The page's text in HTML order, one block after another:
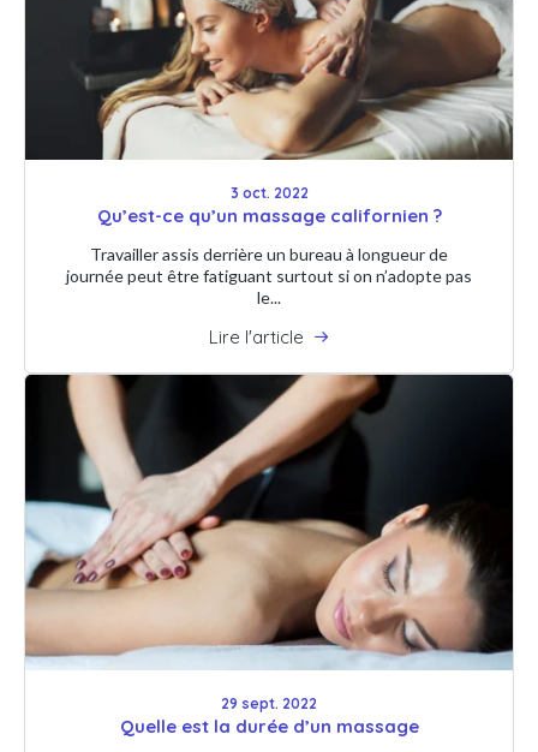
3 oct. 2022
Qu’est-ce qu’un massage californien ?
Travailler assis derrière un bureau à longueur de
journée peut être fatiguant surtout si on n’adopte pas
le...
Lire l'article
29 sept. 2022
Quelle est la durée d’un massage